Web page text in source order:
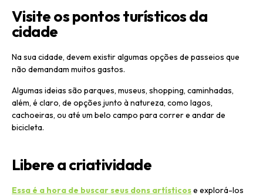
Visite os pontos turísticos da
cidade
Na sua cidade, devem existir algumas opções de passeios que
não demandam muitos gastos.
Algumas ideias são parques, museus, shopping, caminhadas,
além, é claro, de opções junto à natureza, como lagos,
cachoeiras, ou até um belo campo para correr e andar de
bicicleta.
Libere a criatividade
Essa é a hora de buscar seus dons artísticose explorá-los